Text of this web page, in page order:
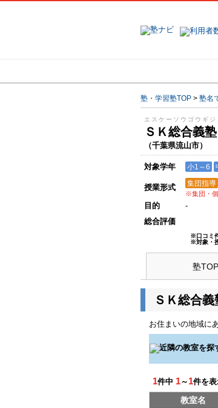
塾・学習塾TOP > 塾名
エスケーソウゴウギ
ＳＫ総合義
（千葉県流山市）
対象学年 小1～6
授業形式 集団指導
※集団・個
目的
-
総合評価
※口コミ
※対象・
塾TOP
ＳＫ総合
お住まいの地域に
1件中 1～ 1件を
教室名